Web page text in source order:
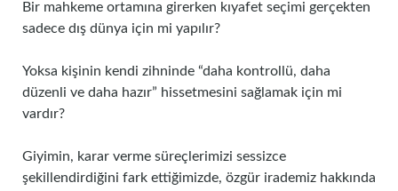
Bir mahkeme ortamına girerken kıyafet seçimi gerçekten
sadece dış dünya için mi yapılır?
Yoksa kişinin kendi zihninde “daha kontrollü, daha
düzenli ve daha hazır” hissetmesini sağlamak için mi
vardır?
Giyimin, karar verme süreçlerimizi sessizce
şekillendirdiğini fark ettiğimizde, özgür irademiz hakkında